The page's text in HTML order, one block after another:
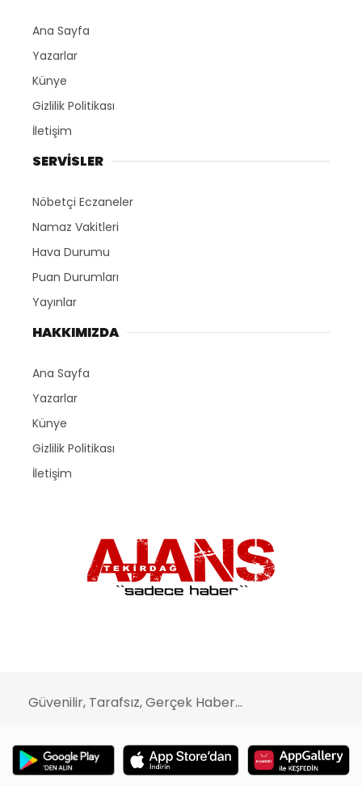
Ana Sayfa
Yazarlar
Künye
Gizlilik Politikası
İletişim
SERVİSLER
Nöbetçi Eczaneler
Namaz Vakitleri
Hava Durumu
Puan Durumları
Yayınlar
HAKKIMIZDA
Ana Sayfa
Yazarlar
Künye
Gizlilik Politikası
İletişim
Güvenilir, Tarafsız, Gerçek Haber...